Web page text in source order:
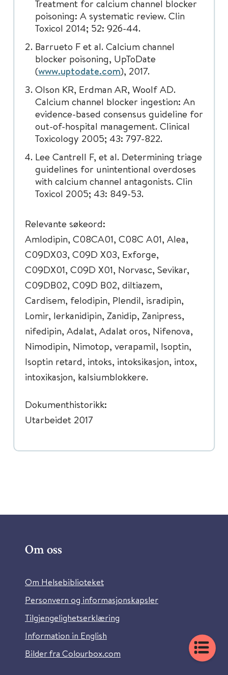
Treatment for calcium channel blocker
poisoning: A systematic review. Clin
Toxicol 2014; 52: 926-44.
Barrueto F et al. Calcium channel
blocker poisoning, UpToDate
(www.uptodate.com), 2017.
Olson KR, Erdman AR, Woolf AD.
Calcium channel blocker ingestion: An
evidence-based consensus guideline for
out-of-hospital management. Clinical
Toxicology 2005; 43: 797-822.
Lee Cantrell F, et al. Determining triage
guidelines for unintentional overdoses
with calcium channel antagonists. Clin
Toxicol 2005; 43: 849-53.
Relevante søkeord:
Amlodipin, C08CA01, C08C A01, Alea,
C09DX03, C09D X03, Exforge,
C09DX01, C09D X01, Norvasc, Sevikar,
C09DB02, C09D B02, diltiazem,
Cardisem, felodipin, Plendil, isradipin,
Lomir, lerkanidipin, Zanidip, Zanipress,
nifedipin, Adalat, Adalat oros, Nifenova,
Nimodipin, Nimotop, verapamil, Isoptin,
Isoptin retard, intoks, intoksikasjon, intox,
intoxikasjon, kalsiumblokkere.
Dokumenthistorikk:
Utarbeidet 2017
Om oss
Om Helsebiblioteket
Personvern og informasjonskapsler
Tilgjengelighetserklæring
Information in English
Bilder fra Colourbox.com